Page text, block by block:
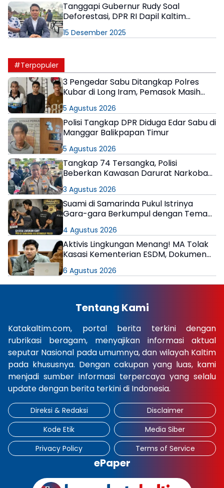
Tanggapi Gubernur Rudy Soal
Deforestasi, DPR RI Dapil Kaltim
Akal!
15 Desember 2025
#Terpopuler
3 Pengedar Sabu Ditangkap Polres
Kubar di Long Iram, Pemasok Masih
5 Agustus 2026
Polisi Tangkap DPR Diduga Edar Sabu di
Manggar Balikpapan Timur
5 Agustus 2026
Tangkap 74 Tersangka, Polisi
Beberkan Kawasan Darurat Narkoba
3 Agustus 2026
Suami di Samarinda Pukul Istrinya
Gara-gara Berkumpul dengan Teman
4 Agustus 2026
Aktivis Lingkungan Menang! MA Tolak
Kasasi Kementerian ESDM, Dokumen
Publik
6 Agustus 2026
Tentang Kami
Katakaltim.com, portal berita terkini dengan
rubrikasi beragam, menyajikan informasi aktual
seputar Nasional pada umumnya, dan wilayah Kaltim
pada khususnya. Dengan cakupan yang luas, kami
menjadi sumber informasi terpercaya yang selalu
update dengan berita terkini di Indonesia.
Direksi & Redaksi
Disclaimer
Kode Etik
Media Siber
Privacy Policy
Terms of Service
ePaper